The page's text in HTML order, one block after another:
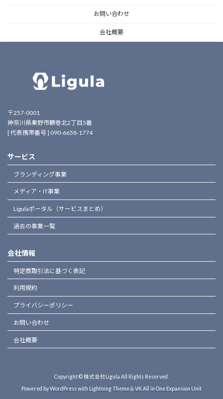
お問い合わせ
会社概要
〒257-0001
神奈川県秦野市鶴巻北2丁目5番
[ 代表携帯番号 ] 090-6658-1774
サービス
ブランディング事業
メディア・IT事業
Ligulaポータル（サービスまとめ）
過去の事業一覧
会社情報
特定商取引法に基づく表記
利用規約
プライバシーポリシー
お問い合わせ
会社概要
Copyright © 株式会社Ligula All Rights Reserved.
Powered byWordPresswith Lightning Theme& VK All in One Expansion Unit